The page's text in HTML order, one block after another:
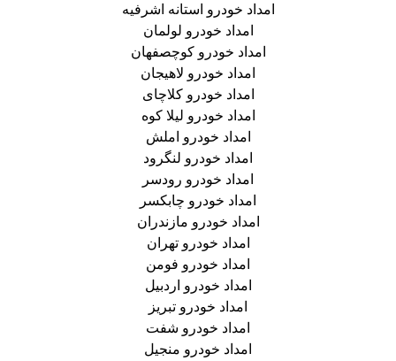
امداد خودرو استانه اشرفیه
امداد خودرو لولمان
امداد خودرو کوچصفهان
امداد خودرو لاهیجان
امداد خودرو کلاچای
امداد خودرو لیلا کوه
امداد خودرو املش
امداد خودرو لنگرود
امداد خودرو رودسر
امداد خودرو چابکسر
امداد خودرو مازندران
امداد خودرو تهران
امداد خودرو فومن
امداد خودرو اردبیل
امداد خودرو تبریز
امداد خودرو شفت
امداد خودرو منجیل